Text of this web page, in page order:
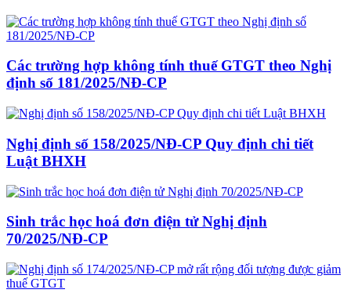
Các trường hợp không tính thuế GTGT theo Nghị
định số 181/2025/NĐ-CP
Nghị định số 158/2025/NĐ-CP Quy định chi tiết
Luật BHXH
Sinh trắc học hoá đơn điện tử Nghị định
70/2025/NĐ-CP